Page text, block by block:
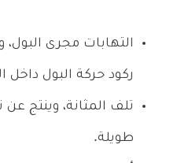
التهابات مجرى البول،
ركود حركة البول داخل
تلف المثانة، وينتج
طويلة.